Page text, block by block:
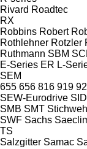
Rivard Roadtec
RX
Robbins Robert
Rothlehner Rotzler
Ruthmann SBM
E-Series ER L-
SEM
655 656 816 919
SEW-Eurodrive SID
SMB SMT Stichweh
SWF Sachs
TS
Salzgitter Samac